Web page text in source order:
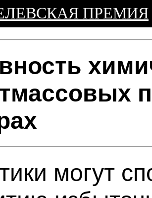
ПРЕМИЯ
могут